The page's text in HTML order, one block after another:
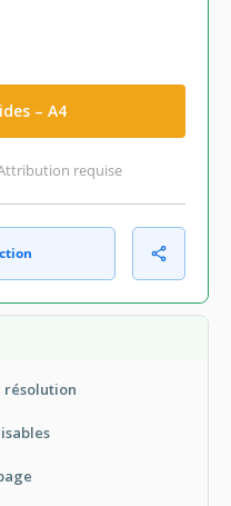
– A4
requise
résolution